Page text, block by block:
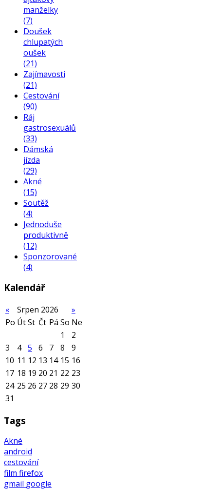
manželky
(7)
Doušek
chlupatých
oušek
(21)
Zajímavosti
(21)
Cestování
(90)
Ráj
gastrosexuálů
(33)
Dámská
jízda
(29)
Akné
(15)
Soutěž
(4)
Jednoduše
produktivně
(12)
Sponzorované
(4)
Kalendář
« Srpen 2026
»
Po ÚtSt Čt Pá So Ne
1
2
3
4 5 6 7 8
9
10 11 12 13 14 15 16
17 18 19 20 21 22 23
24 25 26 27 28 29 30
31
Tags
Akné
android
cestování
film firefox
gmail google